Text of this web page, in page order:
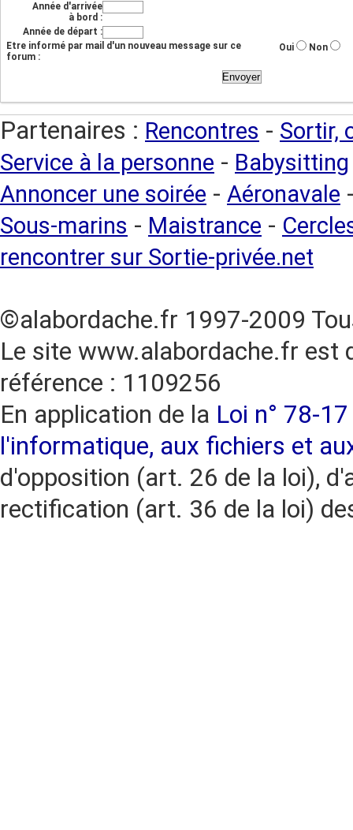
Année d'arrivée
à bord :
Année de départ :
Etre informé par mail d'un nouveau message sur ce
forum :
Oui Non
Partenaires : Rencontres - Sortir,
Service à la personne - Babysitting
Annoncer une soirée - Aéronavale
Sous-marins - Maistrance -
rencontrer sur Sortie-privée.net
©alabordache.fr 1997-2009
Le site www.alabordache.fr est
référence : 1109256
En application de la Loi n° 78-
l'informatique, aux fichiers et
d'opposition (art. 26 de la loi),
rectification (art. 36 de la loi)